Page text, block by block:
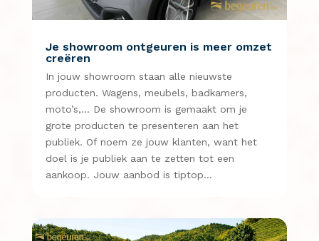
Je showroom ontgeuren is meer omzet
creëren
In jouw showroom staan alle nieuwste
producten. Wagens, meubels, badkamers,
moto’s,… De showroom is gemaakt om je
grote producten te presenteren aan het
publiek. Of noem ze jouw klanten, want het
doel is je publiek aan te zetten tot een
aankoop. Jouw aanbod is tiptop…